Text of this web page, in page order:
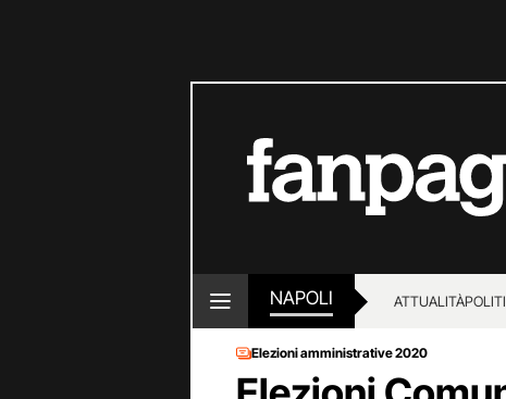
NAPOLI ATTUALITÀ
Elezioni amministrative 2020